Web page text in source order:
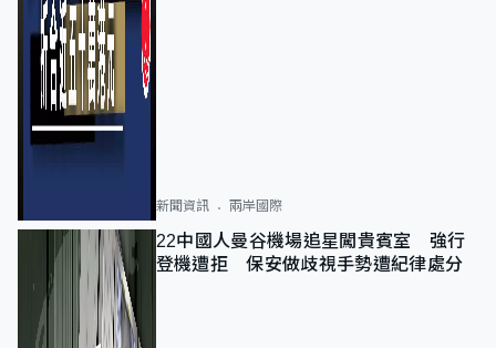
新聞資訊 兩岸國際
22中國人曼谷機場追星闖貴賓室 強行
登機遭拒 保安做歧視手勢遭紀律處分